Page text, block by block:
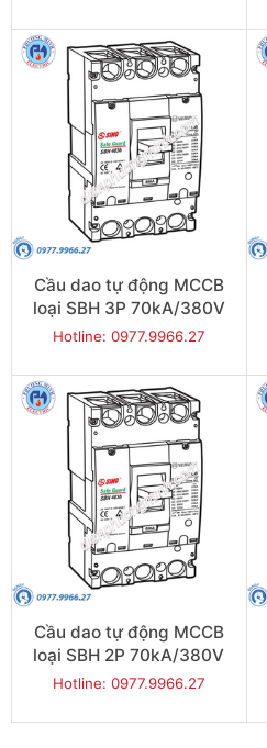
Cầu dao tự động MCCB
loại SBH 3P 70kA/380V
300A - Model
Hotline: 0977.9966.27
Cầu dao tự động MCCB
loại SBH 2P 70kA/380V
400A - Model
Hotline: 0977.9966.27